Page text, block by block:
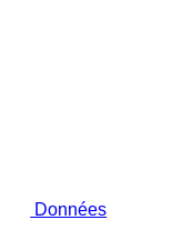
Données